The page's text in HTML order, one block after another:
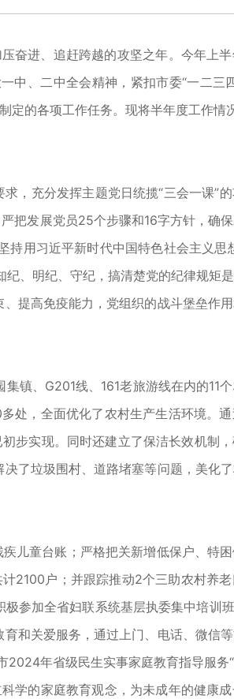
进、追赶跨越的攻坚之年。今年上
、二中全会精神，紧扣市委“一二三
定的各项工作任务。现将半年度工作情
充分发挥主题党日统揽“三会一课”
把发展党员25个步骤和16字方针，确
用习近平新时代中国特色社会主义思
、明纪、守纪，搞清楚党的纪律规矩
提高免疫能力，党组织的战斗堡垒作
、G201线、161老旅游线在内的11
处，全面优化了农村生产生活环境。
步实现。同时还建立了保洁长效机制
了垃圾围村、道路堵塞等问题，美化
童台账；严格把关新增低保户、特困
2100户；并跟踪推动2个三助农村养
参加全省妇联系统基层执委集中培训
和关爱服务，通过上门、电话、微信
年省级民生实事家庭教育指导服务
学的家庭教育观念，为未成年的健康